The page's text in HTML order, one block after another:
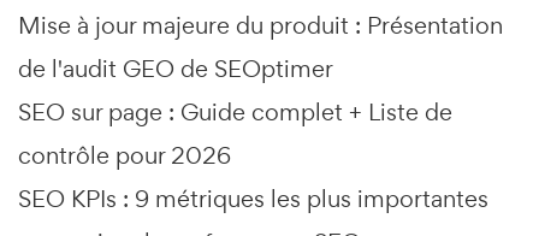
Mise à jour majeure du produit : Présentation
de l'audit GEO de SEOptimer
SEO sur page : Guide complet + Liste de
contrôle pour 2026
SEO KPIs : 9 métriques les plus importantes